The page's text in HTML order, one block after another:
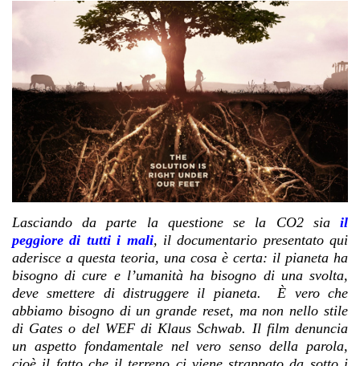
Lasciando da parte la questione se la CO2 siail
peggiore di tutti i mali, il documentario presentato qui
aderisce a questa teoria, una cosa è certa: il pianeta ha
bisogno di cure e l’umanità ha bisogno di una svolta,
deve smettere di distruggere il pianeta. È vero che
abbiamo bisogno di un grande reset, ma non nello stile
di Gates o del WEF di Klaus Schwab. Il film denuncia
un aspetto fondamentale nel vero senso della parola,